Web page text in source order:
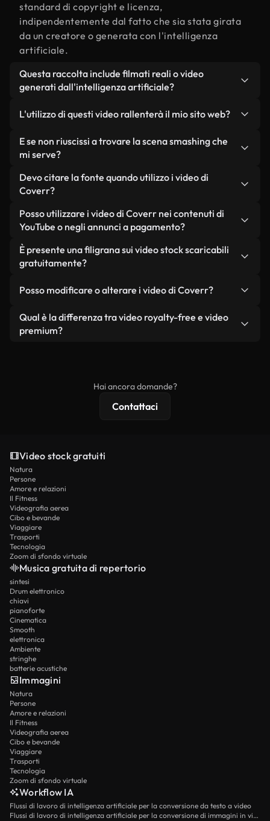
standard di copyright e licenza,
indipendentemente dal fatto che sia stata girata
da un creatore o generata con l'intelligenza
artificiale.
Questa raccolta include filmati reali o video
generati dall'intelligenza artificiale?
da filmati reali, girati da persone, relativi a
smashing, e da video generati dall'intelligenza
artificiale. Ogni video è chiaramente etichettato,
L'utilizzo di questi video rallenterà il mio sito web?
Non se scegli le nostre versioni ottimizzate.
Offriamo formati leggeri e pronti per il web,
mantengono alta la qualità, riducono al minimo i
tempi di caricamento e migliorano parametri
come LCP.
E se non riuscissi a trovare la scena smashing che
mi serve?
Puoi crearne uno all'istante utilizzando Coverr AI
Studio. Ti basta descrivere la scena, ad esempio
pochi secondi un video personalizzato in
conformità con i nostri standard di licenza.
Devo citare la fonte quando utilizzo i video di
Coverr?
Non è richiesto alcun riconoscimento dell'autore.
Tutti i video presenti nella nostra libreria sono
senza citare il creatore, sebbene sia sempre
gradito.
Posso utilizzare i video di Coverr nei contenuti di
YouTube o negli annunci a pagamento?
Sì. Tutti i filmati di Coverr possono essere utilizzati
in video monetizzati su YouTube, promozioni sui
condizione che non si rivendano o ridistribuiscano
È presente una filigrana sui video stock scaricabili
gratuitamente?
reali o generati dall'intelligenza artificiale, include
filigrane. Avrai a disposizione filmati puliti e pronti
all'uso.
Posso modificare o alterare i video di Coverr?
Sì. Siete liberi di tagliare, ritagliare o remixare i
nostri video. Assicuratevi solo che il prodotto
Qual è la differenza tra video royalty-free e video
premium?
Hai ancora domande?
Contattaci
Video stock gratuiti
Natura
Persone
Amore e relazioni
Il Fitness
Videografia aerea
Cibo e bevande
Viaggiare
Trasporti
Tecnologia
Zoom di sfondo virtuale
Musica gratuita di repertorio
sintesi
Drum elettronico
chiavi
pianoforte
Cinematica
Smooth
elettronica
Ambiente
stringhe
batterie acustiche
Immagini
Natura
Persone
Amore e relazioni
Il Fitness
Videografia aerea
Cibo e bevande
Viaggiare
Trasporti
Tecnologia
Zoom di sfondo virtuale
Workflow IA
Flussi di lavoro di intelligenza artificiale per la conversione da testo a video
Flussi di lavoro di intelligenza artificiale per la conversione di immagini in video